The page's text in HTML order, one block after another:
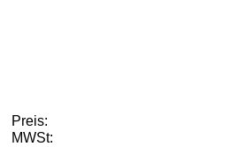
Preis:
MWSt: